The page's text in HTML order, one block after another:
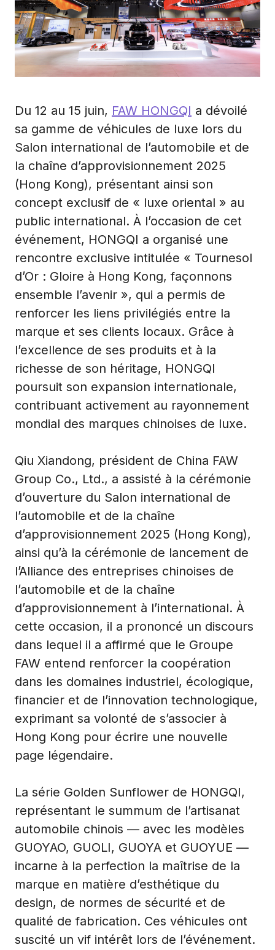
Du 12 au 15 juin, FAW HONGQI a dévoilé
sa gamme de véhicules de luxe lors du
Salon international de l’automobile et de
la chaîne d’approvisionnement 2025
(Hong Kong), présentant ainsi son
concept exclusif de « luxe oriental » au
public international. À l’occasion de cet
événement, HONGQI a organisé une
rencontre exclusive intitulée « Tournesol
d’Or : Gloire à Hong Kong, façonnons
ensemble l’avenir », qui a permis de
renforcer les liens privilégiés entre la
marque et ses clients locaux. Grâce à
l’excellence de ses produits et à la
richesse de son héritage, HONGQI
poursuit son expansion internationale,
contribuant activement au rayonnement
mondial des marques chinoises de luxe.
Qiu Xiandong, président de China FAW
Group Co., Ltd., a assisté à la cérémonie
d’ouverture du Salon international de
l’automobile et de la chaîne
d’approvisionnement 2025 (Hong Kong),
ainsi qu’à la cérémonie de lancement de
l’Alliance des entreprises chinoises de
l’automobile et de la chaîne
d’approvisionnement à l’international. À
cette occasion, il a prononcé un discours
dans lequel il a affirmé que le Groupe
FAW entend renforcer la coopération
dans les domaines industriel, écologique,
financier et de l’innovation technologique,
exprimant sa volonté de s’associer à
Hong Kong pour écrire une nouvelle
page légendaire.
La série Golden Sunflower de HONGQI,
représentant le summum de l’artisanat
automobile chinois — avec les modèles
GUOYAO, GUOLI, GUOYA et GUOYUE —
incarne à la perfection la maîtrise de la
marque en matière d’esthétique du
design, de normes de sécurité et de
qualité de fabrication. Ces véhicules ont
suscité un vif intérêt lors de l’événement.